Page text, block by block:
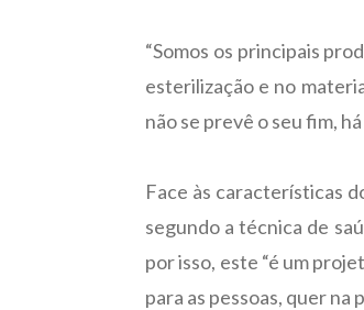
“Somos os principais
esterilização e no
não se prevê o seu fim,
Face às características
segundo a técnica de
por isso, este “é um
para as pessoas, quer na